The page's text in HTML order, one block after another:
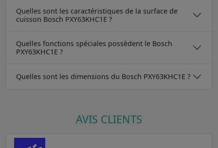
Quelles sont les caractéristiques de la surface de
cuisson Bosch PXY63KHC1E ?
Quelles fonctions spéciales possèdent le Bosch
PXY63KHC1E ?
Quelles sont les dimensions du Bosch PXY63KHC1E ?
AVIS CLIENTS